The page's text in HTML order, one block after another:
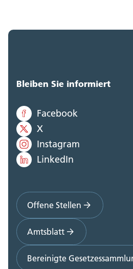
Bleiben Sie informiert
Facebook
X
Instagram
LinkedIn
Offene Stellen
Amtsblatt
Bereinigte